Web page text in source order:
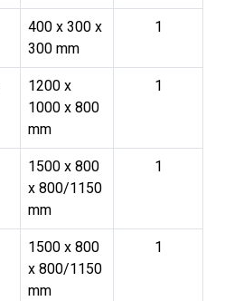
400 x 300 x
300 mm
1
1200 x
1000 x 800
mm
1
1500 x 800
x 800/1150
mm
1
1500 x 800
x 800/1150
mm
1